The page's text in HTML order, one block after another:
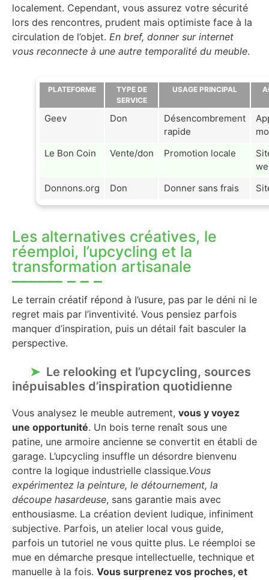
localement. Cependant, vous assurez votre sécurité
lors des rencontres, prudent mais optimiste face à la
circulation de l’objet. En bref, donner sur internet
vous reconnecte à une autre temporalité du meuble.
PLATEFORME
TYPE DE
SERVICE
USAGE PRINCIPAL
Geev Don
Désencombrement
rapide
Le Bon Coin
Vente/don Promotion locale
Donnons.org
Don Donner sans frais
Les alternatives créatives, le
réemploi, l’upcycling et la
transformation artisanale
Le terrain créatif répond à l’usure, pas par le déni ni le
regret mais par l’inventivité. Vous pensiez parfois
manquer d’inspiration, puis un détail fait basculer la
perspective.
Le relooking et l’upcycling, sources
inépuisables d’inspiration quotidienne
Vous analysez le meuble autrement, vous y voyez
une opportunité. Un bois terne renaît sous une
patine, une armoire ancienne se convertit en établi de
garage. L’upcycling insuffle un désordre bienvenu
contre la logique industrielle classique.Vous
expérimentez la peinture, le détournement, la
découpe hasardeuse, sans garantie mais avec
enthousiasme. La création devient ludique, infiniment
subjective. Parfois, un atelier local vous guide,
parfois un tutoriel ne vous quitte plus. Le réemploi se
mue en démarche presque intellectuelle, technique et
manuelle à la fois. Vous surprenez vos proches, et